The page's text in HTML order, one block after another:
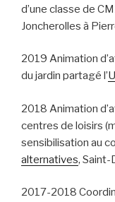
d’une classe de
Joncherolles à
2019 Animation
du jardin partagé l’
2018 Animation
centres de loisirs
sensibilisation au
alternatives, Saint-
2017-2018